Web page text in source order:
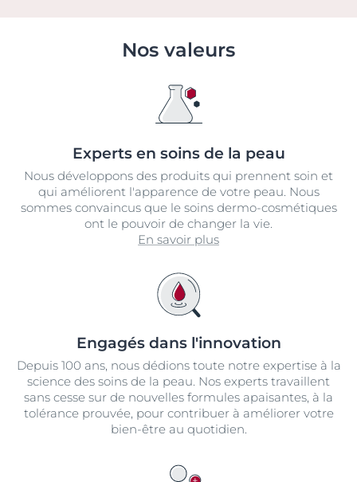
Nos valeurs
Experts en soins de la peau
Nous développons des produits qui prennent soin et
qui améliorent l'apparence de votre peau. Nous
sommes convaincus que le soins dermo-cosmétiques
ont le pouvoir de changer la vie.
En savoir plus
Engagés dans l'innovation
Depuis 100 ans, nous dédions toute notre expertise à la
science des soins de la peau. Nos experts travaillent
sans cesse sur de nouvelles formules apaisantes, à la
tolérance prouvée, pour contribuer à améliorer votre
bien-être au quotidien.